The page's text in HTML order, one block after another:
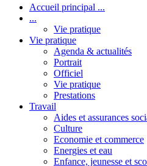
Accueil principal ...
...
Vie pratique
Vie pratique
Agenda & actualités
Portrait
Officiel
Vie pratique
Prestations
Travail
Aides et assurances
Culture
Economie et commerce
Energies et eau
Enfance, jeunesse et